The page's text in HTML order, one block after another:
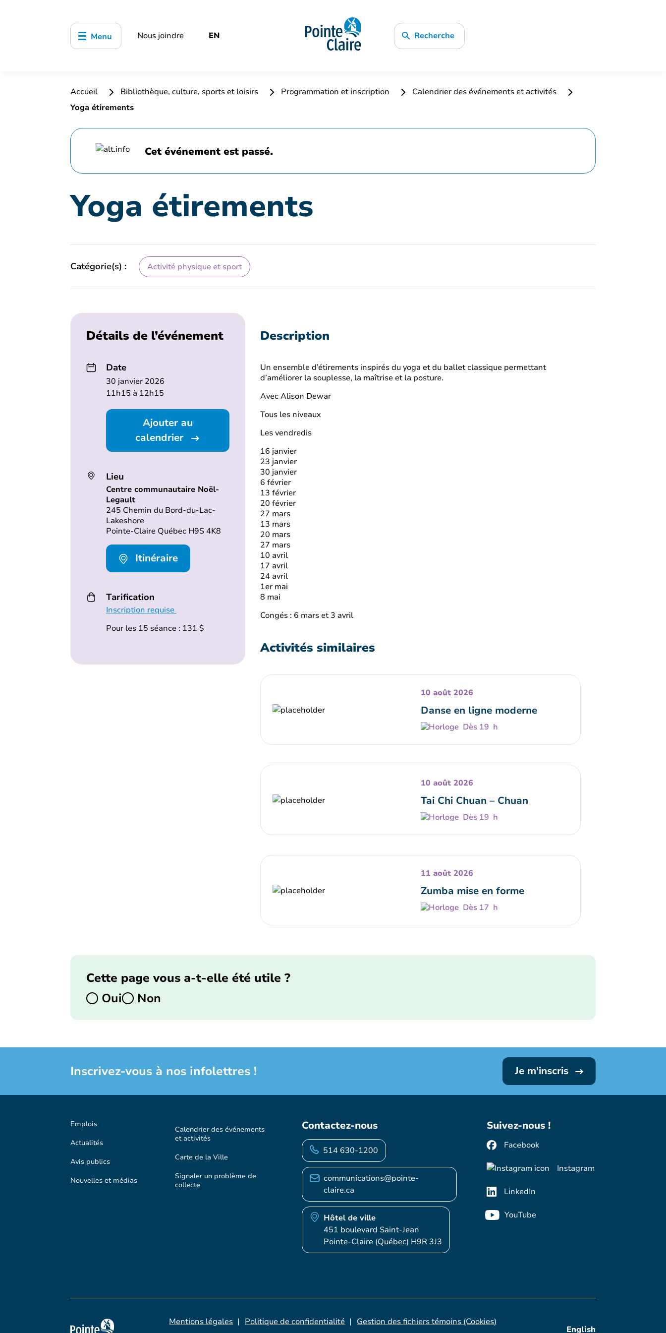
Menu Nous joindre EN Recherche
Accueil Bibliothèque, culture, sports et loisirs Programmation et inscription
Calendrier des événements et activités
Yoga étirements
Cet événement est passé.
Yoga étirements
Catégorie(s) : Activité physique et sport
Détails de l’événement
Date
30 janvier 2026
11h15 à 12h15
Ajouter au
calendrier
Lieu
Centre communautaire Noël-
Legault
245 Chemin du Bord-du-Lac-
Lakeshore
Pointe-Claire Québec H9S 4K8
Itinéraire
Tarification
Inscription requise
Pour les 15 séance : 131 $
Description
Un ensemble d’étirements inspirés du yoga et du ballet classique permettant
d’améliorer la souplesse, la maîtrise et la posture.
Avec Alison Dewar
Tous les niveaux
Les vendredis
16 janvier
23 janvier
30 janvier
6 février
13 février
20 février
27 mars
13 mars
20 mars
27 mars
10 avril
17 avril
24 avril
1er mai
8 mai
Congés : 6 mars et 3 avril
Activités similaires
10 août 2026
Danse en ligne moderne
Dès 19 h
10 août 2026
Tai Chi Chuan – Chuan
Dès 19 h
11 août 2026
Zumba mise en forme
Dès 17 h
Cette page vous a-t-elle été utile ?
Oui
Non
Inscrivez-vous à nos infolettres ! Je m'inscris
Emplois
Actualités
Avis publics
Nouvelles et médias
Calendrier des événements
et activités
Carte de la Ville
Signaler un problème de
collecte
Contactez-nous
514 630-1200
communications@pointe-
claire.ca
Hôtel de ville
451 boulevard Saint-Jean
Pointe-Claire (Québec) H9R 3J3
Suivez-nous !
Facebook
Instagram
LinkedIn
YouTube
Mentions légales Politique de confidentialité Gestion des fichiers témoins (Cookies)
English